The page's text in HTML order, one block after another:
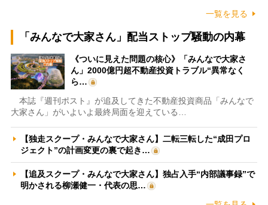
一覧を見る
「みんなで大家さん」配当ストップ騒動の内幕
《ついに見えた問題の核心》「みんなで大家さ
ん」2000億円超不動産投資トラブル“異常なく
ら…
本誌『週刊ポスト』が追及してきた不動産投資商品「みんなで
大家さん」がいよいよ最終局面を迎えている…
【独走スクープ・みんなで大家さん】二転三転した“成田プロ
ジェクト”の計画変更の裏で起き…
【追及スクープ・みんなで大家さん】独占入手“内部議事録”で
明かされる柳瀬健一・代表の思…